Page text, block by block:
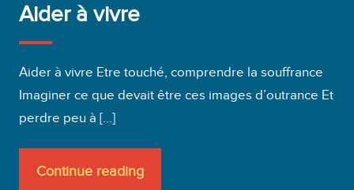
Aider à vivre
Aider à vivre Etre touché, comprendre la souffrance
Imaginer ce que devait être ces images d’outrance Et
perdre peu à […]
Continue reading